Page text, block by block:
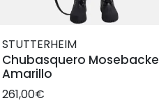
STUTTERHEIM
Chubasquero Mosebacke
Amarillo
261,00€